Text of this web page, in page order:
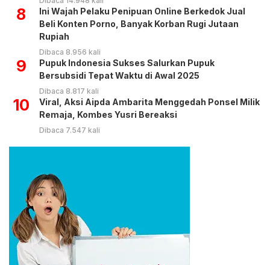
8
Ini Wajah Pelaku Penipuan Online Berkedok Jual
Beli Konten Porno, Banyak Korban Rugi Jutaan
Rupiah
Dibaca 8.956 kali
9
Pupuk Indonesia Sukses Salurkan Pupuk
Bersubsidi Tepat Waktu di Awal 2025
Dibaca 8.817 kali
10
Viral, Aksi Aipda Ambarita Menggedah Ponsel Milik
Remaja, Kombes Yusri Bereaksi
Dibaca 7.547 kali